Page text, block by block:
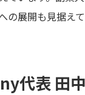
展開も見据えて
代表 田